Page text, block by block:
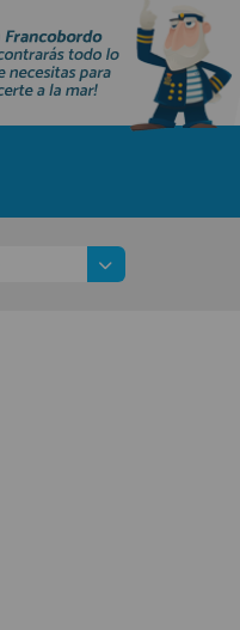
Acceder al
Área
Únete ya a los
la Náutica